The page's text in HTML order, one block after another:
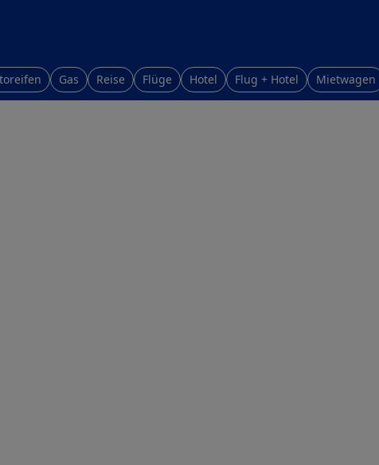
Gas Reise Flüge Hotel Flug + Hotel Mietwagen